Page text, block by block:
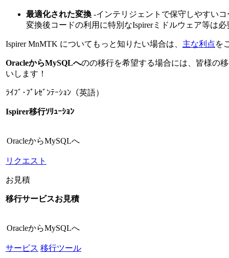
最適化された変換 -インテリジェントで保守しやすい
変換後コードの利用に特別なIspirerミドルウェア等は
Ispirer MnMTK についてもっと知りたい場合は、 主な利点を
OracleからMySQLへのの移行を希望する場合には、皆様の
いします！
ﾗｲﾌﾞ･ﾌﾟﾚｾﾞﾝﾃｰｼｮﾝ（英語）
Ispirer移行ｿﾘｭｰｼｮﾝ
OracleからMySQLへ
リクエスト
お見積
移行サービスお見積
OracleからMySQLへ
サービス 移行ツール